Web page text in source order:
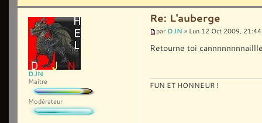
Re: L'auberge
par DJN » Lun 12 Oct 2009, 21:44
Retourne toi
FUN ET HONNEUR !
DJN
Maître
Modérateur